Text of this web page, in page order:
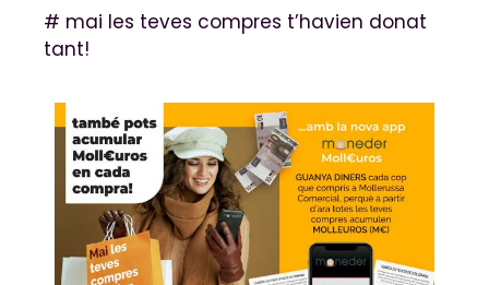
# mai les teves compres t’havien donat
tant!